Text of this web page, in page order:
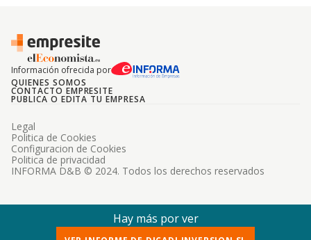
Información ofrecida por
QUIENES SOMOS
CONTACTO EMPRESITE
PUBLICA O EDITA TU EMPRESA
INFORMA D&B © 2024. Todos los derechos reservados
Legal
Politica de Cookies
Configuracion de Cookies
Politica de privacidad
Hay más por ver